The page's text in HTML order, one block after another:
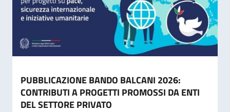
PUBBLICAZIONE BANDO BALCANI 2026:
CONTRIBUTI A PROGETTI PROMOSSI DA ENTI
DEL SETTORE PRIVATO